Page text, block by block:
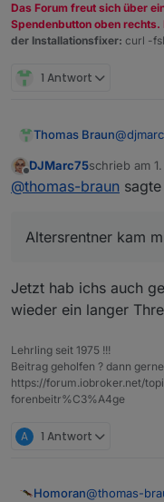
Hit:1
Hit:2
Hit:4
Get:7
Get:8
Failed
Das Forum freut sich über
Spendenbutton oben rechts.
der Installationsfixer: curl -
1 Antwort
Thomas Braun@
das
Offline
DJMarc75schrieb am
zuletzt
@thomas-braun
Altersrentner kam
Jetzt hab ichs auch
wieder ein langer
Lehrling seit 1975 !!!
Beitrag geholfen ? dann
https://forum.iobroker.net/
forenbeitr%C3%A4ge
A 1 Antwort
Homoran@thomas-